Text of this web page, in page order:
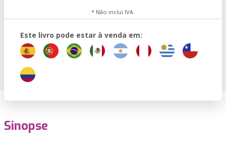
* Não inclui IVA.
Este livro pode estar à venda em:
Sinopse